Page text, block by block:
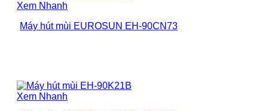
Xem Nhanh
Máy hút mùi EUROSUN EH-90CN73
Xem Nhanh